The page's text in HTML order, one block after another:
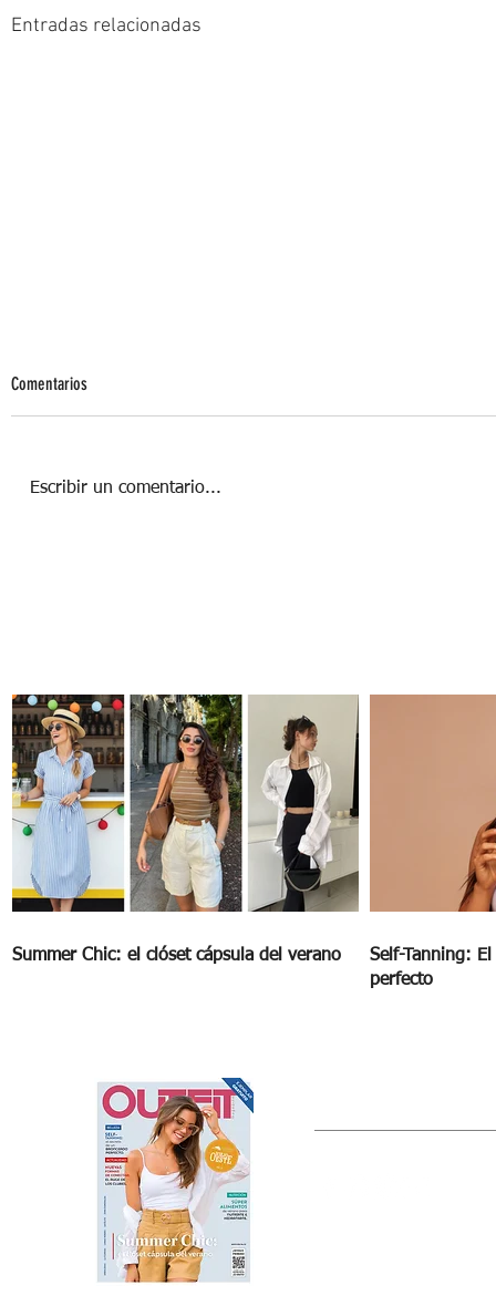
Entradas relacionadas
Comentarios
Escribir un comentario...
Summer Chic: el clóset cápsula del verano
Self-Tanning:
perfecto